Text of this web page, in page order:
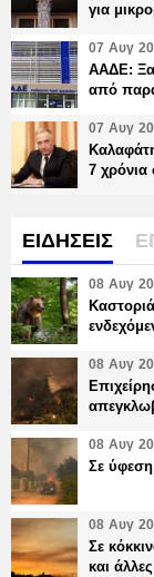
για
07 Αυγ
ΑΑΔΕ:
από
07 Αυγ
7
ΕΙΔΗΣΕΙΣ
08 Αυγ
08 Αυγ
08 Αυγ
Σε
08 Αυγ
Σε
και